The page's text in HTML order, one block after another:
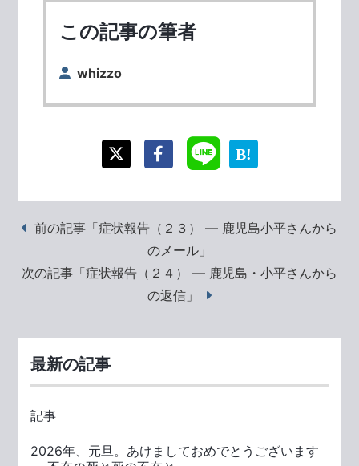
この記事の筆者
whizzo
前の記事「症状報告（２３） ― 鹿児島小平さんから
のメール」
次の記事「症状報告（２４） ― 鹿児島・小平さんから
の返信」
最新の記事
記事
2026年、元旦。あけましておめでとうございます